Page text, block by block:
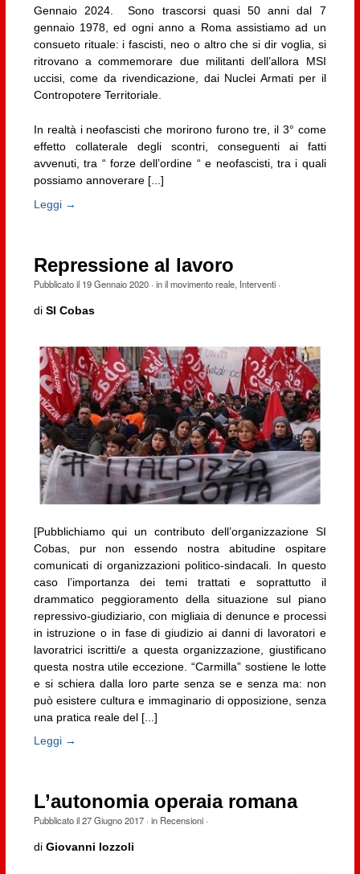
Gennaio 2024. Sono trascorsi quasi 50 anni dal 7
gennaio 1978, ed ogni anno a Roma assistiamo ad un
consueto rituale: i fascisti, neo o altro che si dir voglia, si
ritrovano a commemorare due militanti dell’allora MSI
uccisi, come da rivendicazione, dai Nuclei Armati per il
Contropotere Territoriale.
In realtà i neofascisti che morirono furono tre, il 3° come
effetto collaterale degli scontri, conseguenti ai fatti
avvenuti, tra “ forze dell’ordine “ e neofascisti, tra i quali
possiamo annoverare [...]
Leggi →
Repressione al lavoro
Pubblicato il 19 Gennaio 2020· inil movimento reale, Interventi·
di SI Cobas
[Pubblichiamo qui un contributo dell’organizzazione SI
Cobas, pur non essendo nostra abitudine ospitare
comunicati di organizzazioni politico-sindacali. In questo
caso l’importanza dei temi trattati e soprattutto il
drammatico peggioramento della situazione sul piano
repressivo-giudiziario, con migliaia di denunce e processi
in istruzione o in fase di giudizio ai danni di lavoratori e
lavoratrici iscritti/e a questa organizzazione, giustificano
questa nostra utile eccezione. “Carmilla” sostiene le lotte
e si schiera dalla loro parte senza se e senza ma: non
può esistere cultura e immaginario di opposizione, senza
una pratica reale del [...]
Leggi →
L’autonomia operaia romana
Pubblicato il27 Giugno 2017· in Recensioni·
di Giovanni Iozzoli